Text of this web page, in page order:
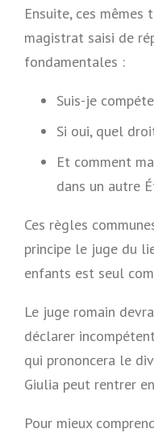
Ensuite, ces
magistrat saisi de
fondamentales :
Suis-je
Si oui, quel
Et comment
dans un autre
Ces règles
principe le juge du
enfants est seul
Le juge romain
déclarer
qui prononcera le
Giulia peut rentrer
Pour mieux